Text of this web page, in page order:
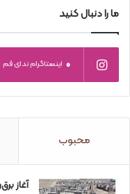
ما را دنبال کنید
0 اینستاگرام ندای قم
محبوب
آغاز